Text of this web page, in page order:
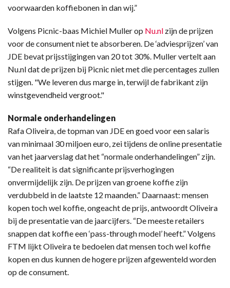
voorwaarden koffiebonen in dan wij.”
Volgens Picnic-baas Michiel Muller op Nu.nl zijn de prijzen
voor de consument niet te absorberen. De ‘adviesprijzen’ van
JDE bevat prijsstijgingen van 20 tot 30%. Muller vertelt aan
Nu.nl dat de prijzen bij Picnic niet met die percentages zullen
stijgen. "We leveren dus marge in, terwijl de fabrikant zijn
winstgevendheid vergroot."
Normale onderhandelingen
Rafa Oliveira, de topman van JDE en goed voor een salaris
van minimaal 30 miljoen euro, zei tijdens de online presentatie
van het jaarverslag dat het “normale onderhandelingen” zijn.
“De realiteit is dat significante prijsverhogingen
onvermijdelijk zijn. De prijzen van groene koffie zijn
verdubbeld in de laatste 12 maanden.” Daarnaast: mensen
kopen toch wel koffie, ongeacht de prijs, antwoordt Oliveira
bij de presentatie van de jaarcijfers. “De meeste retailers
snappen dat koffie een ‘pass-through model’ heeft.” Volgens
FTM lijkt Oliveira te bedoelen dat mensen toch wel koffie
kopen en dus kunnen de hogere prijzen afgewenteld worden
op de consument.